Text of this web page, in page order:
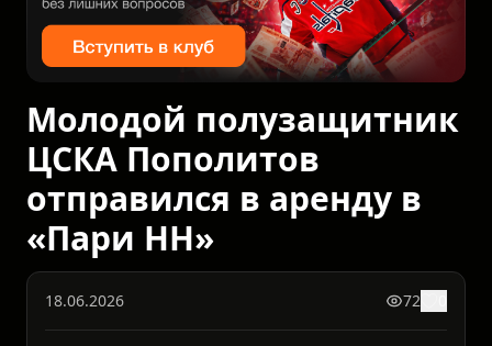
Молодой полузащитник
ЦСКА Пополитов
отправился в аренду в
«Пари НН»
18.06.2026 72